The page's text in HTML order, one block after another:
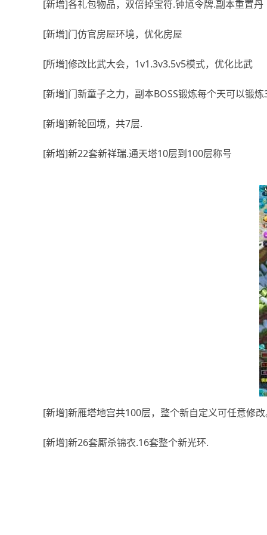
[新增]各礼包物品，双倍掉宝符.钟馗令牌.副本重置丹
[新增]门仿官房屋环境，优化房屋
[所增]修改比武大会，1v1.3v3.5v5模式，优化比武
[新增]门新童子之力，副本BOSS锻炼每个天可以锻炼
[新增]新轮回境，共7层.
[新増]新22套新祥瑞.通天塔10层到100层称号
[新增]新雁塔地宫共100层，整个新自定义可任意修
[新增]新26套厮杀锦衣.16套整个新光环.